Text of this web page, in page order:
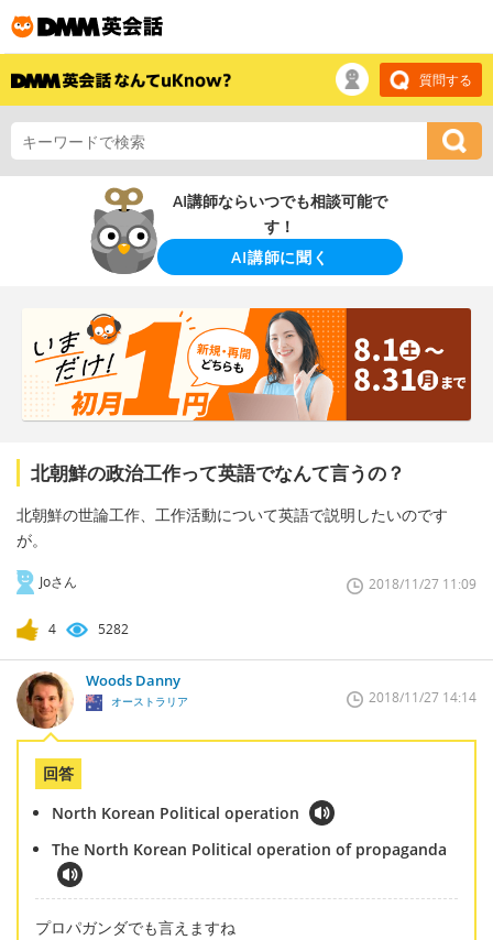
質問する
AI講師ならいつでも相談可能で
す！
AI講師に聞く
北朝鮮の政治工作って英語でなんて言うの？
北朝鮮の世論工作、工作活動について英語で説明したいのです
が。
Joさん 2018/11/27 11:09
4 5282
Woods Danny
オーストラリア 2018/11/27 14:14
回答
North Korean Political operation
The North Korean Political operation of propaganda
プロパガンダでも言えますね